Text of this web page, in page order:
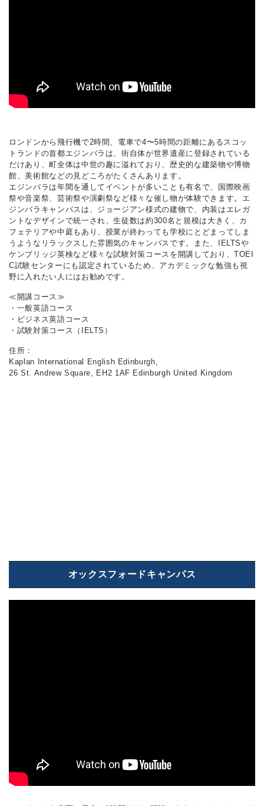
ロンドンから飛行機で2時間、電車で4〜5時間の距離にあるスコッ
トランドの首都エジンバラは、街自体が世界遺産に登録されている
だけあり、町全体は中世の趣に溢れており、歴史的な建築物や博物
館、美術館などの見どころがたくさんあります。
エジンバラは年間を通してイベントが多いことも有名で、国際映画
祭や音楽祭、芸術祭や演劇祭など様々な催し物が体験できます。エ
ジンバラキャンパスは、ジョージアン様式の建物で、内装はエレガ
ントなデザインで統一され、生徒数は約300名と規模は大きく、カ
フェテリアや中庭もあり、授業が終わっても学校にとどまってしま
うようなリラックスした雰囲気のキャンパスです。また、IELTSや
ケンブリッジ英検など様々な試験対策コースを開講しており、TOEI
C試験センターにも認定されているため、アカデミックな勉強も視
野に入れたい人にはお勧めです。
≪開講コース≫
・一般英語コース
・ビジネス英語コース
・試験対策コース（IELTS）
住所：
Kaplan International English Edinburgh,
26 St. Andrew Square, EH2 1AF Edinburgh United Kingdom
オックスフォードキャンパス